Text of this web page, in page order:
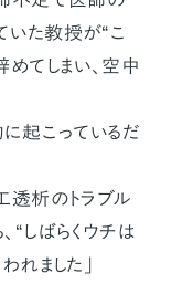
いた教授が“こ
てしまい、空中
起こっているだ
透析のトラブル
“しばらくウチは
ました」